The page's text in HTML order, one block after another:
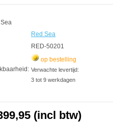
Red Sea
RED-50201
op bestelling
Verwachte levertijd:
3 tot 9 werkdagen
(incl btw)